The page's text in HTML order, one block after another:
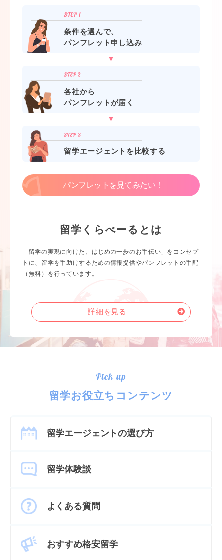
条件を選んで、
パンフレット申し込み
各社から
パンフレットが届く
留学エージェントを比較する
パンフレットを見てみたい！
留学くらべーるとは
「留学の実現に向けた、はじめの一歩のお手伝い」をコンセプ
トに、留学を手助けするための情報提供やパンフレットの手配
（無料）を行っています。
詳細を見る
Pick up
留学お役立ちコンテンツ
留学エージェントの選び方
留学体験談
よくある質問
おすすめ格安留学